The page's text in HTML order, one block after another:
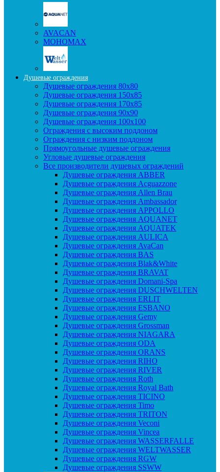
AVACAN
МОНОМАХ
Душевые ограждения
Душевые ограждения 80x80
Душевые ограждения 150x85
Душевые ограждения 170x85
Душевые ограждения 90x90
Душевые ограждения 100x100
Ограждения с высоким поддоном
Ограждения с низким поддоном
Прямоугольные душевые ограждения
Угловые душевые ограждения
Все производители душевых ограждений
Душевые ограждения ABBER
Душевые ограждения Acguazzone
Душевые ограждения Allen Brau
Душевые ограждения Ambassador
Душевые ограждения APPOLLO
Душевые ограждения AQUANET
Душевые ограждения AQUATEK
Душевые ограждения AULICA
Душевые ограждения AvaCan
Душевые ограждения BAS
Душевые ограждения Blak&White
Душевые ограждения BRAVAT
Душевые ограждения Domani-Spa
Душевые ограждения DUSCHWELTEN
Душевые ограждения ERLIT
Душевые ограждения ESBANO
Душевые ограждения Gemy
Душевые ограждения Grossman
Душевые ограждения NIAGARA
Душевые ограждения ODA
Душевые ограждения ORANS
Душевые ограждения RIHO
Душевые ограждения RIVER
Душевые ограждения Roth
Душевые ограждения Royal Bath
Душевые ограждения TICINO
Душевые ограждения Timo
Душевые ограждения TRITON
Душевые ограждения Veconi
Душевые ограждения Vincea
Душевые ограждения WASSERFALLE
Душевые ограждения WELTWASSER
Душевые ограждения RGW
Душевые ограждения SSWW